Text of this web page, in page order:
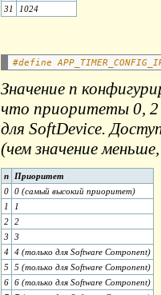
31
1024
#define
Значение n
что приоритеты 0, 2
для SoftDevice.
(чем значение
n
Приоритет
0 0 (самый высокий приоритет)
1
1
2 2
3
3
4 4 (только для Software Component)
5
5 (только для Software Component)
6 6 (только для Software Component)